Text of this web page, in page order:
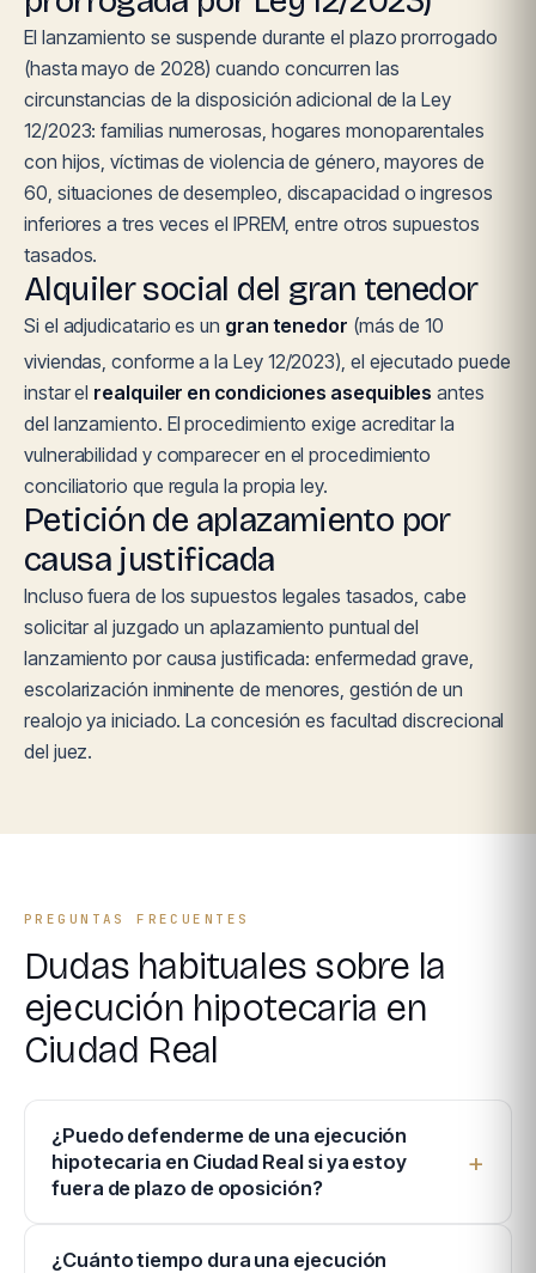
El lanzamiento se suspende durante el plazo prorrogado
(hasta mayo de 2028) cuando concurren las
circunstancias de la disposición adicional de la Ley
12/2023: familias numerosas, hogares monoparentales
con hijos, víctimas de violencia de género, mayores de
60, situaciones de desempleo, discapacidad o ingresos
inferiores a tres veces el IPREM, entre otros supuestos
tasados.
Alquiler social del gran tenedor
Si el adjudicatario es un gran tenedor (más de 10
viviendas, conforme a la Ley 12/2023), el ejecutado puede
instar el realquiler en condiciones asequibles antes
del lanzamiento. El procedimiento exige acreditar la
vulnerabilidad y comparecer en el procedimiento
conciliatorio que regula la propia ley.
Petición de aplazamiento por
causa justificada
Incluso fuera de los supuestos legales tasados, cabe
solicitar al juzgado un aplazamiento puntual del
lanzamiento por causa justificada: enfermedad grave,
escolarización inminente de menores, gestión de un
realojo ya iniciado. La concesión es facultad discrecional
del juez.
PREGUNTAS FRECUENTES
Dudas habituales sobre la
ejecución hipotecaria en
Ciudad Real
¿Puedo defenderme de una ejecución
hipotecaria en Ciudad Real si ya estoy
fuera de plazo de oposición?
¿Cuánto tiempo dura una ejecución